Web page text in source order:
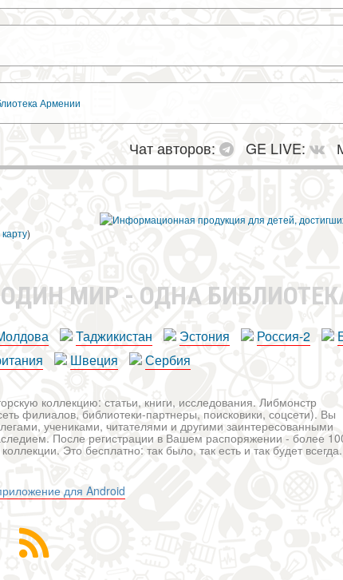
Армении
Чат авторов: GE LIVE:
)
МИР - ОДНА
Таджикистан Эстония Россия-2
Швеция Сербия
коллекцию: статьи, книги, исследования. Либмонстр
филиалов, библиотеки-партнеры, поисковики, соцсети). Вы
учениками, читателями и другими заинтересованными
После регистрации в Вашем распоряжении - более
Это бесплатно: так было, так есть и так будет всегда.
для Android